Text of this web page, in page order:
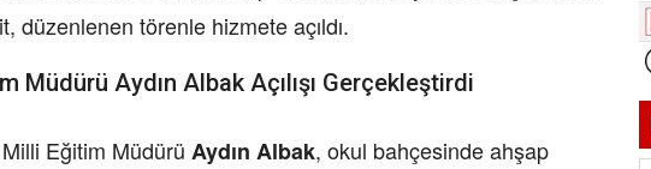
düzenlenen törenle hizmete açıldı.
Müdürü Aydın Albak Açılışı Gerçekleştirdi
Eğitim Müdürü Aydın Albak, okul bahçesinde ahşap